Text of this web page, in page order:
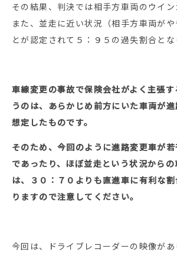
その結果、判決では相手方車両のウイン
また、並走に近い状況（相手方車両が
とが認定されて５：９５の過失割合とな
車線変更の事故で保険会社がよく主張
うのは、あらかじめ前方にいた車両が
想定したものです。
そのため、今回のように進路変更車が
であったり、ほぼ並走という状況から
は、３０：７０よりも直進車に有利な
りますので注意してください。
今回は、ドライブレコーダーの映像が